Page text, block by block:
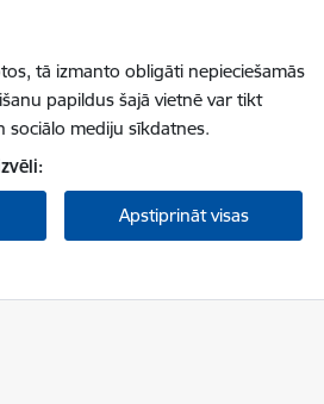
tā izmanto obligāti nepieciešamās
papildus šajā vietnē var tikt
sociālo mediju sīkdatnes.
Apstiprināt visas